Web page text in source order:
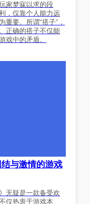
家梦寐以求的段
，仅靠个人能力远
要。所谓“搭子”，
正确的搭子不仅能
戏中的矛盾。
与激情的游戏
无疑是一款备受欢
仅热衷于游戏本